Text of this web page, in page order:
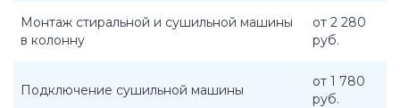
Монтаж стиральной и сушильной машины
в колонну
от 2 280
руб.
Подключение сушильной машины
от 1 780
руб.